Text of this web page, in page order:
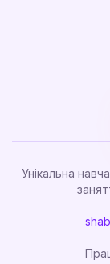
Унікальна